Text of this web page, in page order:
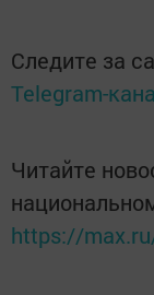
Следите за
Telegram-
Читайте
https://